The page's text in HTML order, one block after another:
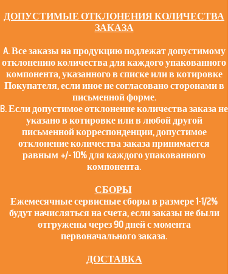
ДОПУСТИМЫЕ ОТКЛОНЕНИЯ КОЛИЧЕСТВА
ЗАКАЗА
A. Все заказы на продукцию подлежат допустимому
отклонению количества для каждого упакованного
компонента, указанного в списке или в котировке
Покупателя, если иное не согласовано сторонами в
письменной форме.
B. Если допустимое отклонение количества заказа не
указано в котировке или в любой другой
письменной корреспонденции, допустимое
отклонение количества заказа принимается
равным +/- 10% для каждого упакованного
компонента.
СБОРЫ
Ежемесячные сервисные сборы в размере 1-1/2%
будут начисляться на счета, если заказы не были
отгружены через 90 дней с момента
первоначального заказа.
ДОСТАВКА